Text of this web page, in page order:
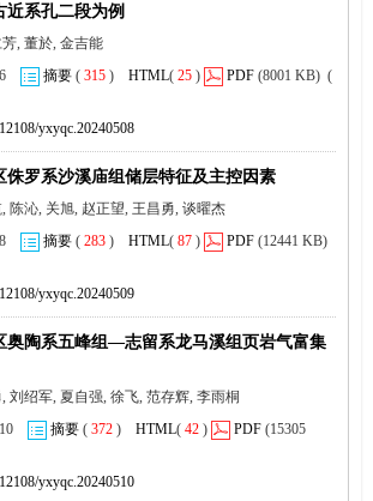
近系孔二段为例
, 董於, 金吉能
摘要 ( 315 ) HTML( 25 ) PDF (8001 KB) (
yxyqc.20240508
侏罗系沙溪庙组储层特征及主控因素
陈沁, 关旭, 赵正望, 王昌勇, 谈曜杰
摘要 ( 283 ) HTML( 87 ) PDF (12441 KB)
yxyqc.20240509
奥陶系五峰组—志留系龙马溪组页岩气富集
刘绍军, 夏自强, 徐飞, 范存辉, 李雨桐
摘要 ( 372 ) HTML( 42 ) PDF (15305
yxyqc.20240510